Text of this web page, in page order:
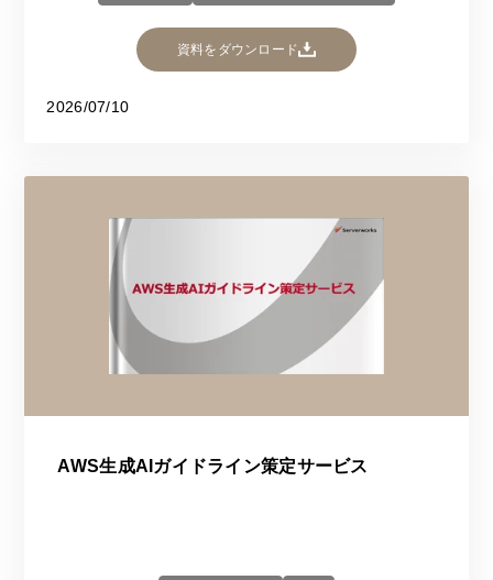
資料をダウンロード
2026/07/10
AWS生成AIガイドライン策定サービス